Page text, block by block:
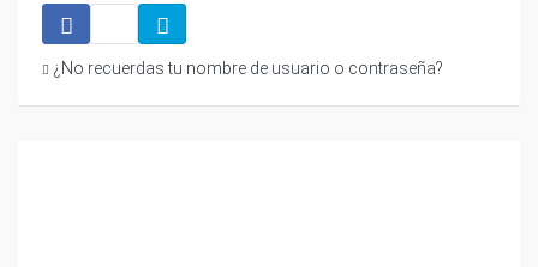
¿No recuerdas tu nombre de usuario o contraseña?